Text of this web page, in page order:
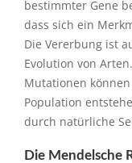
bestimmter Gene
dass sich ein
Die Vererbung ist
Evolution von
Mutationen
Population
durch natürliche
Die Mendelsche